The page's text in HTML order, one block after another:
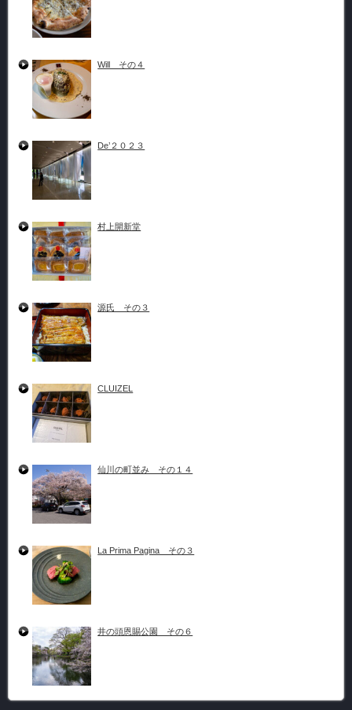
Will その４
De’２０２３
村上開新堂
源氏 その３
CLUIZEL
仙川の町並み その１４
La Prima Pagina その３
井の頭恩賜公園 その６